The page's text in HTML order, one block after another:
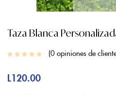
Taza Blanca
0opiniones de
L120.00